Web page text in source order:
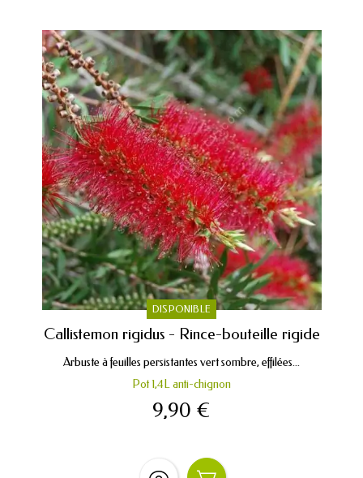
DISPONIBLE
Callistemon rigidus - Rince-bouteille rigide
Arbuste à feuilles persistantes vert sombre, effilées...
Pot 1,4L anti-chignon
9,90 €